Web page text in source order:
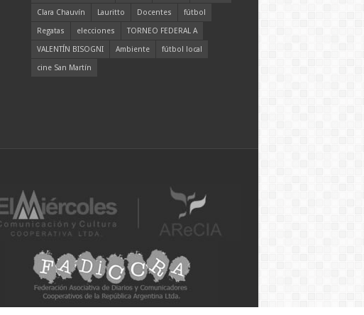
Clara Chauvín
Lauritto Docentes
fútbol
Regatas
elecciones
TORNEO FEDERAL A
VALENTÍN BISOGNI
Ambiente
fútbol local
cine San Martín